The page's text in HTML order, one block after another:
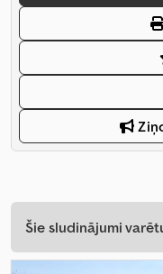
Šie sludinājumi